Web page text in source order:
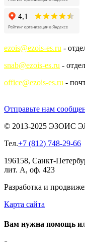
ezois@ezois-es.ru -
snab@ezois-es.ru -
office@ezois-es.ru -
Отправьте нам
© 2013-2025 ЭЗОИС
Тел.+7 (812) 748-29-66
196158, Санкт-
лит. А, оф. 423
Разработка и
Карта сайта
Вам нужна помощь